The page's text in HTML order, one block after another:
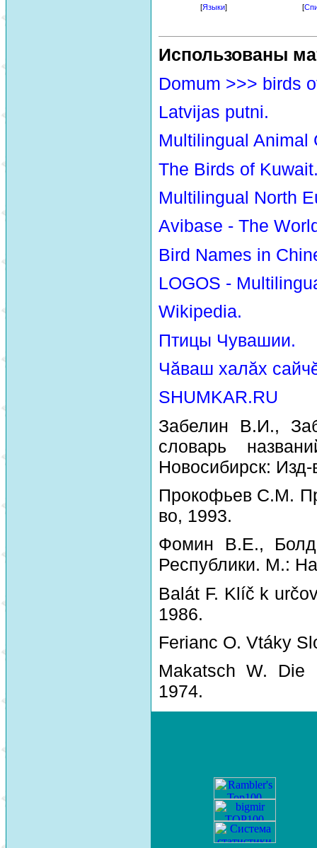
[Языки] [
Использованы
Domum >>> birds
Latvijas putni.
Multilingual Animal
The Birds of
Multilingual North
Avibase - The
Bird Names in
LOGOS -
Wikipedia.
Птицы Чувашии.
Чăваш халăх
SHUMKAR.RU
Забелин В.И.,
словарь
Новосибирск:
Прокофьев С.М.
во, 1993.
Фомин В.Е., Болд
Республики. М.:
Balát F. Klíč k
1986.
Ferianc O. Vtáky
Makatsch W. Die
1974.